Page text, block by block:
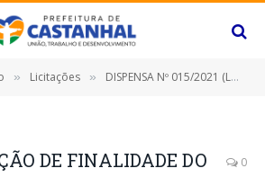
» Licitações » DISPENSA Nº 015/2021 (LOCAÇÃO DE IMÓVEL LOCALIZADO NA AVENIDA BARÃO DO RIO BRANCO, Nº2681, BAIRRO SANTA HELENA, CEP:68740-050, NESTA CIDADE DE CASTANHAL/PA DESTINADO AO FUNCIONAMENTO DO DEPÓSITO DE BENS APREENDIDOS DA SECRETARIA MUNICIPAL DE MEIO AMBIENTE)
DE FINALIDADE DO
0